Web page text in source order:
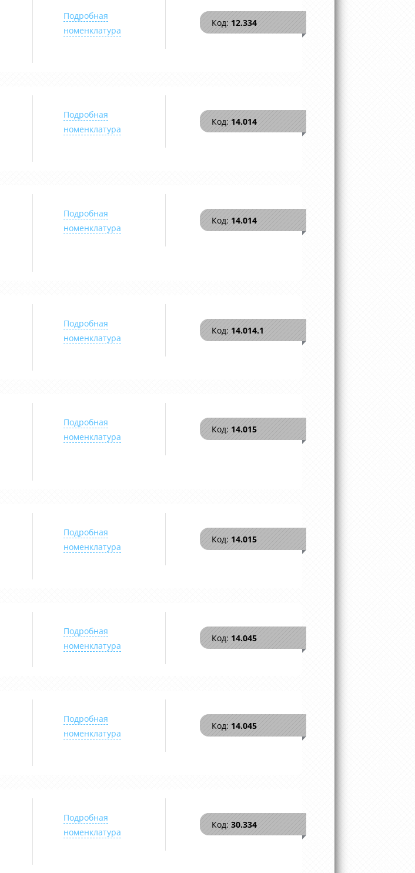
Подробная
номенклатура
Код: 12.334
Подробная
номенклатура
Код: 14.014
Подробная
номенклатура
Код: 14.014
Подробная
номенклатура
Код: 14.014.1
Подробная
номенклатура
Код: 14.015
Подробная
номенклатура
Код: 14.015
Подробная
номенклатура
Код: 14.045
Подробная
номенклатура
Код: 14.045
Подробная
номенклатура
Код: 30.334